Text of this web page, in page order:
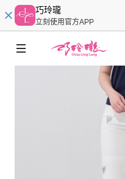
巧玲瓏
立刻使用官方APP